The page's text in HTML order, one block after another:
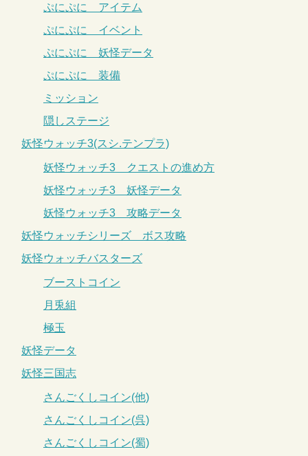
ぷにぷに アイテム
ぷにぷに イベント
ぷにぷに 妖怪データ
ぷにぷに 装備
ミッション
隠しステージ
妖怪ウォッチ3(スシ.テンプラ)
妖怪ウォッチ3 クエストの進め方
妖怪ウォッチ3 妖怪データ
妖怪ウォッチ3 攻略データ
妖怪ウォッチシリーズ ボス攻略
妖怪ウォッチバスターズ
ブーストコイン
月兎組
極玉
妖怪データ
妖怪三国志
さんごくしコイン(他)
さんごくしコイン(呉)
さんごくしコイン(蜀)